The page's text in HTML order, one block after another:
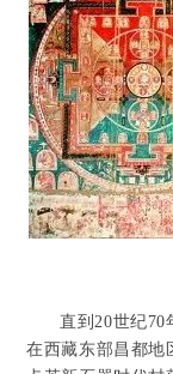
直到20世纪70
在西藏东部昌都地